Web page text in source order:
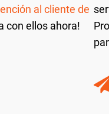
al cliente de
con ellos ahora!